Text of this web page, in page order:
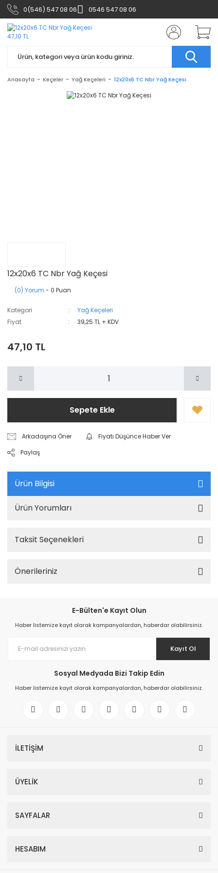
0(546) 547 08 06 0546 547 08 06
Anasayfa Keçeler Yağ Keçeleri 12x20x6 TC Nbr Yağ Keçesi
12x20x6 TC Nbr Yağ Keçesi
(0) Yorum - 0 Puan
Kategori
Yağ Keçeleri
Fiyat
39,25 TL + KDV
47,10 TL
Sepete Ekle
Arkadaşına Öner
Fiyatı Düşünce Haber Ver
Paylaş
Ürün Bilgisi
Ürün Yorumları
Taksit Seçenekleri
Önerileriniz
E-Bülten'e Kayıt Olun
Haber listemize kayıt olarak kampanyalardan, haberdar olabilirsiniz.
Kayıt Ol
Sosyal Medyada Bizi Takip Edin
Haber listemize kayıt olarak kampanyalardan, haberdar olabilirsiniz.
İLETİŞİM
ÜYELİK
SAYFALAR
HESABIM